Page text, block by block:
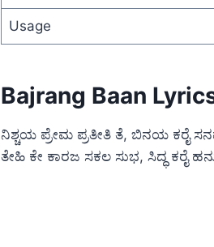
Usage
Bajrang Baan
ನಿಶ್ಚಯ ಪ್ರೇಮ ಪ್ರತೀತಿ ತೆ, ಬಿನಯ ಕರೈ
ತೇಹಿ ಕೇ ಕಾರಜ ಸಕಲ ಸುಭ, ಸಿದ್ಧ ಕರೈ